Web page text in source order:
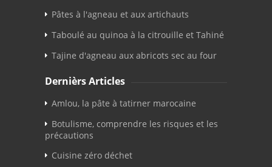
Pâtes à l'agneau et aux artichauts
Taboulé au quinoa à la citrouille et Tahiné
Tajine d'agneau aux abricots sec au four
Dernièrs Articles
Amlou, la pâte à tatirner marocaine
Botulisme, comprendre les risques et les
précautions
Cuisine zéro déchet